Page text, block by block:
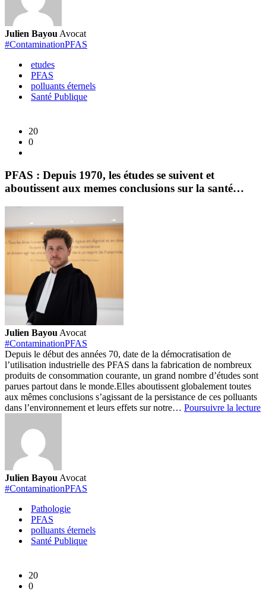
Julien Bayou Avocat
#ContaminationPFAS
etudes
PFAS
polluants éternels
Santé Publique
20
0
PFAS : Depuis 1970, les études se suivent et
aboutissent aux memes conclusions sur la santé…
Julien Bayou Avocat
#ContaminationPFAS
Depuis le début des années 70, date de la démocratisation de
l’utilisation industrielle des PFAS dans la fabrication de nombreux
produits de consommation courante, un grand nombre d’études sont
parues partout dans le monde.Elles aboutissent globalement toutes
aux mêmes conclusions s’agissant de la persistance de ces polluants
dans l’environnement et leurs effets sur notre… Poursuivre la lecture
Julien Bayou Avocat
#ContaminationPFAS
Pathologie
PFAS
polluants éternels
Santé Publique
20
0